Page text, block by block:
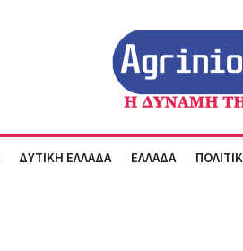
ΔΥΤΙΚΗ ΕΛΛΑΔΑ ΕΛΛΑΔΑ